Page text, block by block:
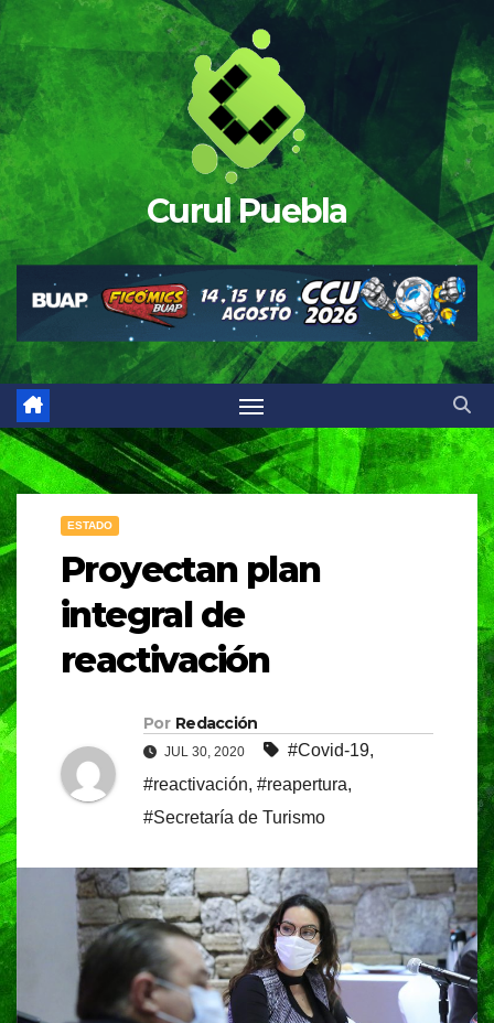
Saltar
al
contenido
Curul Puebla
ESTADO
Proyectan plan
integral de
reactivación
Por Redacción
JUL 30, 2020 #Covid-19,
#reactivación, #reapertura,
#Secretaría de Turismo